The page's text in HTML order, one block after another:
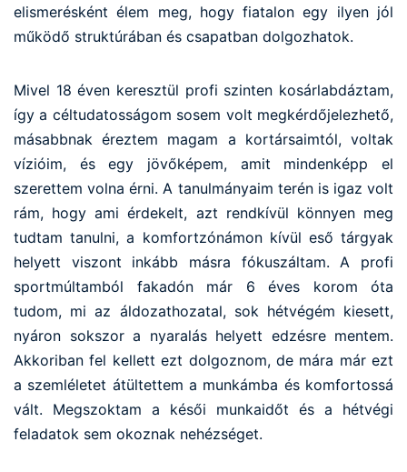
elismerésként élem meg, hogy fiatalon egy ilyen jól
működő struktúrában és csapatban dolgozhatok.
Mivel 18 éven keresztül profi szinten kosárlabdáztam,
így a céltudatosságom sosem volt megkérdőjelezhető,
másabbnak éreztem magam a kortársaimtól, voltak
vízióim, és egy jövőképem, amit mindenképp el
szerettem volna érni. A tanulmányaim terén is igaz volt
rám, hogy ami érdekelt, azt rendkívül könnyen meg
tudtam tanulni, a komfortzónámon kívül eső tárgyak
helyett viszont inkább másra fókuszáltam. A profi
sportmúltamból fakadón már 6 éves korom óta
tudom, mi az áldozathozatal, sok hétvégém kiesett,
nyáron sokszor a nyaralás helyett edzésre mentem.
Akkoriban fel kellett ezt dolgoznom, de mára már ezt
a szemléletet átültettem a munkámba és komfortossá
vált. Megszoktam a késői munkaidőt és a hétvégi
feladatok sem okoznak nehézséget.